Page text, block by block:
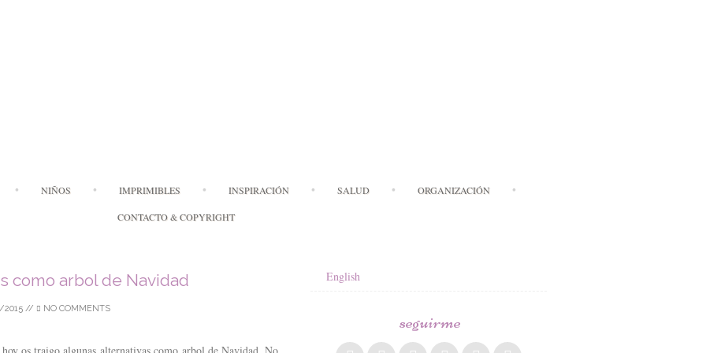
to
content
NIÑOS IMPRIMIBLES INSPIRACIÓN SALUD ORGANIZACIÓN
CONTACTO & COPYRIGHT
como arbol de Navidad
// NO COMMENTS
English
seguirme